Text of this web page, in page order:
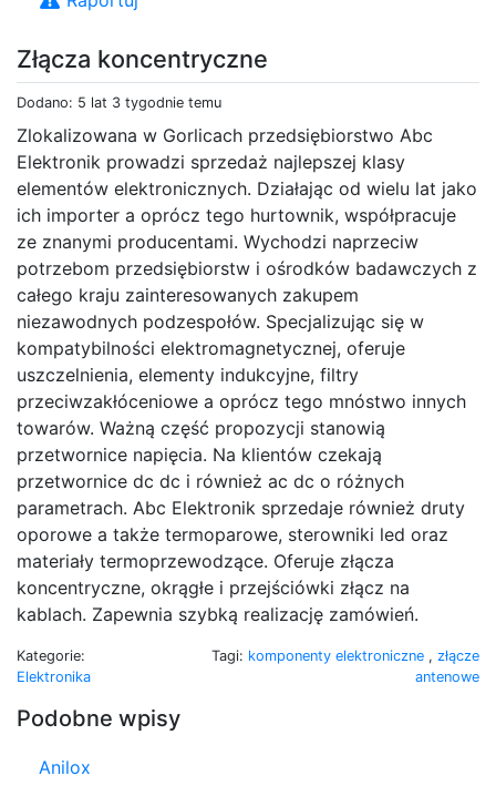
Złącza koncentryczne
Dodano: 5 lat 3 tygodnie temu
Zlokalizowana w Gorlicach przedsiębiorstwo Abc
Elektronik prowadzi sprzedaż najlepszej klasy
elementów elektronicznych. Działając od wielu lat jako
ich importer a oprócz tego hurtownik, współpracuje
ze znanymi producentami. Wychodzi naprzeciw
potrzebom przedsiębiorstw i ośrodków badawczych z
całego kraju zainteresowanych zakupem
niezawodnych podzespołów. Specjalizując się w
kompatybilności elektromagnetycznej, oferuje
uszczelnienia, elementy indukcyjne, filtry
przeciwzakłóceniowe a oprócz tego mnóstwo innych
towarów. Ważną część propozycji stanowią
przetwornice napięcia. Na klientów czekają
przetwornice dc dc i również ac dc o różnych
parametrach. Abc Elektronik sprzedaje również druty
oporowe a także termoparowe, sterowniki led oraz
materiały termoprzewodzące. Oferuje złącza
koncentryczne, okrągłe i przejściówki złącz na
kablach. Zapewnia szybką realizację zamówień.
Kategorie:
Elektronika
Tagi: komponenty elektroniczne , złącze
antenowe
Podobne wpisy
Anilox